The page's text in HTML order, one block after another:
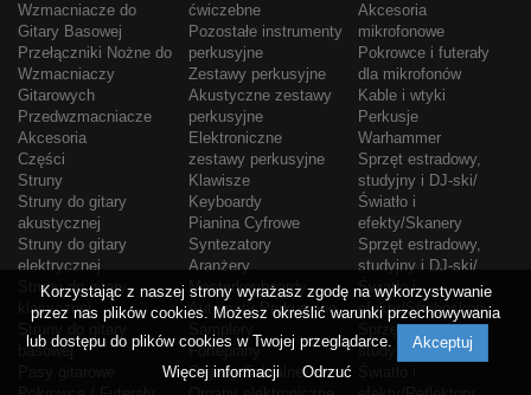
Wzmacniacze do
Gitary Basowej
Przełączniki Nożne do
Wzmacniaczy
Gitarowych
Przedwzmacniacze
Akcesoria
Części
Struny
Struny do gitary
akustycznej
Struny do gitary
elektrycznej
Struny do gitary
klasycznej
basowej
ćwiczebne
Pozostałe instrumenty
perkusyjne
Zestawy perkusyjne
Akustyczne zestawy
perkusyjne
Elektroniczne
zestawy perkusyjne
Klawisze
Keyboardy
Pianina Cyfrowe
Syntezatory
Aranżery
Masterkeyboardy
Automaty Perkusyjne
Fortepiany
Organy Sakralne
Akcesoria
mikrofonowe
Pokrowce i futerały
dla mikrofonów
Kable i wtyki
Perkusje
Warhammer
Sprzęt estradowy,
studyjny i DJ-ski/
Światło i
efekty/Skanery
Sprzęt estradowy,
studyjny i DJ-ski/
Światło i
efekty/Stroboskopy
Sprzęt estradowy,
studyjny i DJ-ski/
Korzystając z naszej strony wyrażasz zgodę na wykorzystywanie
przez nas plików cookies. Możesz określić warunki przechowywania
lub dostępu do plików cookies w Twojej przeglądarce.
Akceptuj
Więcej informacji
Odrzuć